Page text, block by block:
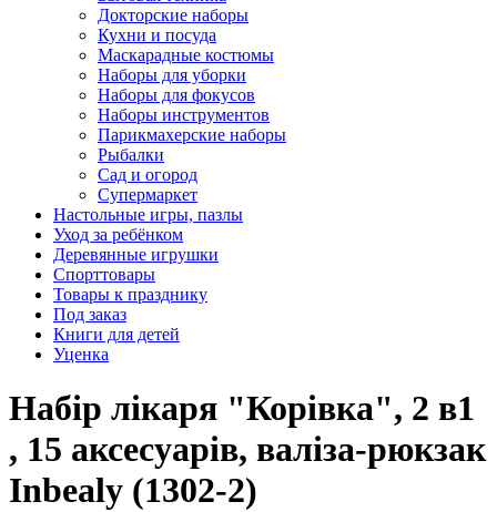
Докторские наборы
Кухни и посуда
Маскарадные костюмы
Наборы для уборки
Наборы для фокусов
Наборы инструментов
Парикмахерские наборы
Рыбалки
Сад и огород
Супермаркет
Настольные игры, пазлы
Уход за ребёнком
Деревянные игрушки
Спорттовары
Товары к празднику
Под заказ
Книги для детей
Уценка
Набір лікаря "Корівка", 2 в1
, 15 аксесуарів, валіза-рюкзак
Inbealy (1302-2)